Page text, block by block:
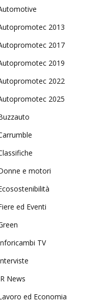
2013
2017
2019
2022
2025
e motori
ed Eventi
TV
News
ed Economia